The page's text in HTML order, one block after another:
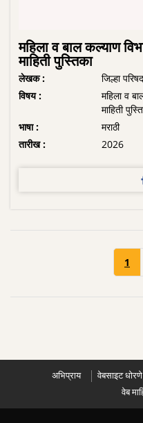
महिला व बाल कल्याण
माहिती पुस्तिका
लेखक :
जिल्हा
विषय :
महिला व
माहिती
भाषा :
मराठी
तारीख :
2026
1
अभिप्राय वेबसाइट धोरणे
वेब